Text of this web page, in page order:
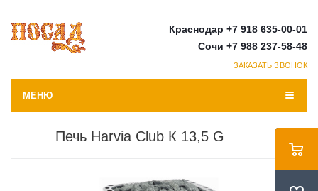
Краснодар +7 918 635-00-01
Сочи +7 988 237-58-48
ЗАКАЗАТЬ ЗВОНОК
МЕНЮ
Печь Harvia Club К 13,5 G